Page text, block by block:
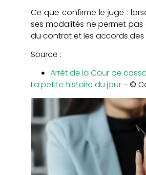
Ce que confirme le juge :
ses modalités ne permet pas
du contrat et les accords
Source :
Arrêt de la Cour de
La petite histoire du jour – ©